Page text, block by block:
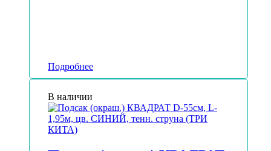
Подробнее
В наличии